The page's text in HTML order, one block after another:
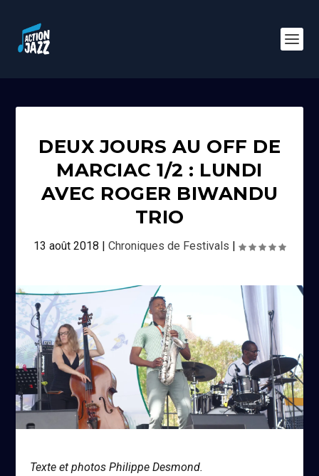
DEUX JOURS AU OFF DE
MARCIAC 1/2 : LUNDI
AVEC ROGER BIWANDU
TRIO
13 août 2018 | Chroniques de Festivals |
Texte et photos Philippe Desmond.